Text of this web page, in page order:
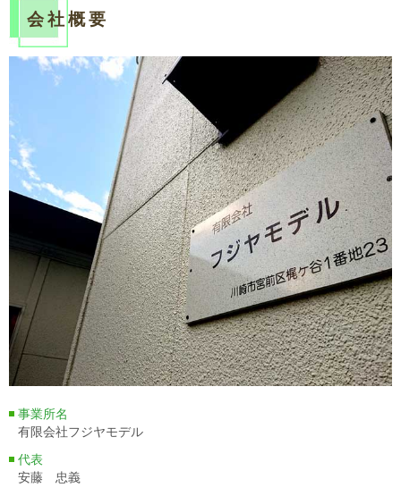
会社概要
事業所名
有限会社フジヤモデル
代表
安藤 忠義